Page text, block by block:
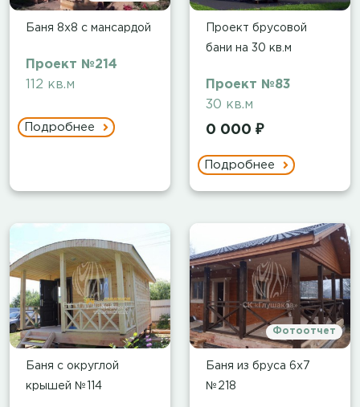
Баня 8х8 с мансардой
Проект №214
112 кв.м
Подробнее
Проект брусовой
бани на 30 кв.м
Проект №83
30 кв.м
0 000 ₽
Подробнее
Баня с округлой
крышей №114
Фотоотчет
Баня из бруса 6х7
№218